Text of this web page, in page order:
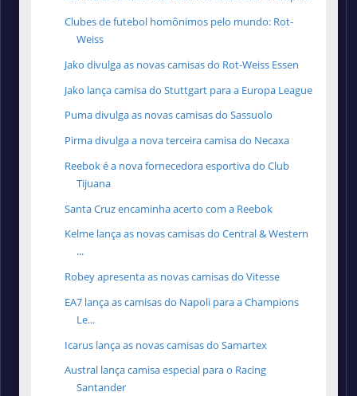
Clubes de futebol homônimos pelo mundo: Rot-
Weiss
Jako divulga as novas camisas do Rot-Weiss Essen
Jako lança camisa do Stuttgart para a Europa League
Puma divulga as novas camisas do Sassuolo
Pirma divulga a nova terceira camisa do Necaxa
Reebok é a nova fornecedora esportiva do Club
Tijuana
Santa Cruz encaminha acerto com a Reebok
Kelme lança as novas camisas do Central & Western
...
Robey apresenta as novas camisas do Vitesse
EA7 lança as camisas do Napoli para a Champions
Le...
Icarus lança as novas camisas do Samartex
Austral lança camisa especial para o Racing
Santander